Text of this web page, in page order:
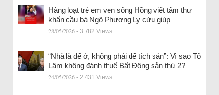
Hàng loạt trẻ em ven sông Hồng viết tâm thư
khẩn cầu bà Ngô Phương Ly cứu giúp
28/05/2026 - 3.782 Views
“Nhà là để ở, không phải để tích sản”: Vì sao Tô
Lâm không đánh thuế Bất Động sản thứ 2?
24/05/2026 - 2.431 Views